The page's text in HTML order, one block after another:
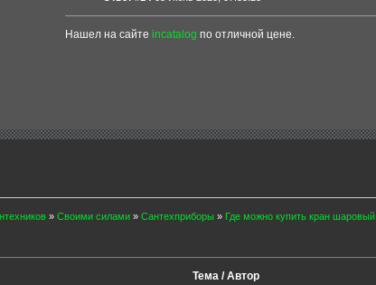
Нашел на сайтеincatalog по отличной цене.
»Своими силами »Сантехприборы » Где можно купить кран
Тема / Автор